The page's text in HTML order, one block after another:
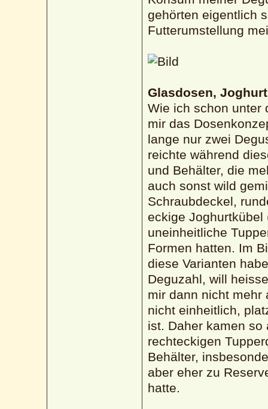
gehörten eigentlich
Futterumstellung
Glasdosen,
Wie ich schon unter
mir das
lange nur zwei
reichte während
und Behälter, die
auch sonst wild
Schraubdeckel,
eckige
uneinheitliche
Formen hatten. Im
diese Varianten
Deguzahl, will
mir dann nicht mehr
nicht einheitlich,
ist. Daher kamen
rechteckigen
Behälter,
aber eher zu
hatte.